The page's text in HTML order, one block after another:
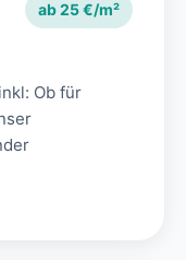
ab 25 €/m²
Ob für